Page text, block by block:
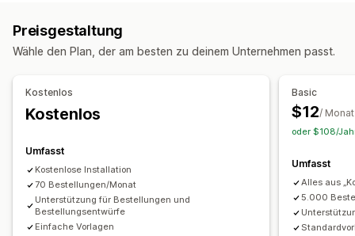
Lieferscheine Rückerstattungen
Dateimanagement
PDF-Generierung
Preisgestaltung
Wähle den Plan, der am besten zu deinem Unternehmen passt.
Kostenlos
Kostenlos
Umfasst
Kostenlose Installation
70 Bestellungen/Monat
Unterstützung für Bestellungen und
Bestellungsentwürfe
Einfache Vorlagen
Basic
$12/ Monat
oder $108/
Umfasst
Alles aus
5.000